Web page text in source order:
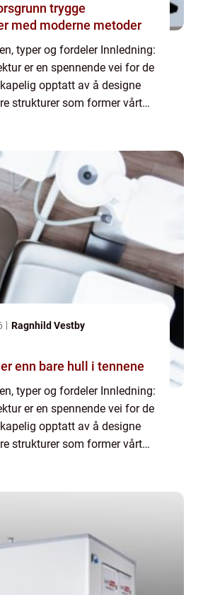
trygge
med moderne metoder
typer og fordeler Innledning:
er en spennende vei for de
opptatt av å designe
strukturer som former vårt
Ragnhild Vestby
mer enn bare hull i tennene
typer og fordeler Innledning:
er en spennende vei for de
opptatt av å designe
strukturer som former vårt